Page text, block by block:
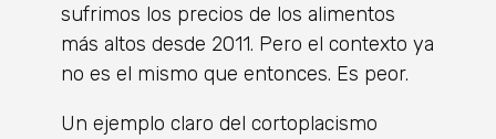
sufrimos los precios de los alimentos
más altos desde 2011. Pero el contexto ya
no es el mismo que entonces. Es peor.
Un ejemplo claro del cortoplacismo